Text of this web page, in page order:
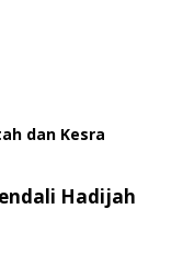
dan Kesra
Hadijah